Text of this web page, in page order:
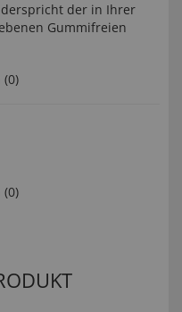
der in Ihrer
Gummifreien
(0)
(0)